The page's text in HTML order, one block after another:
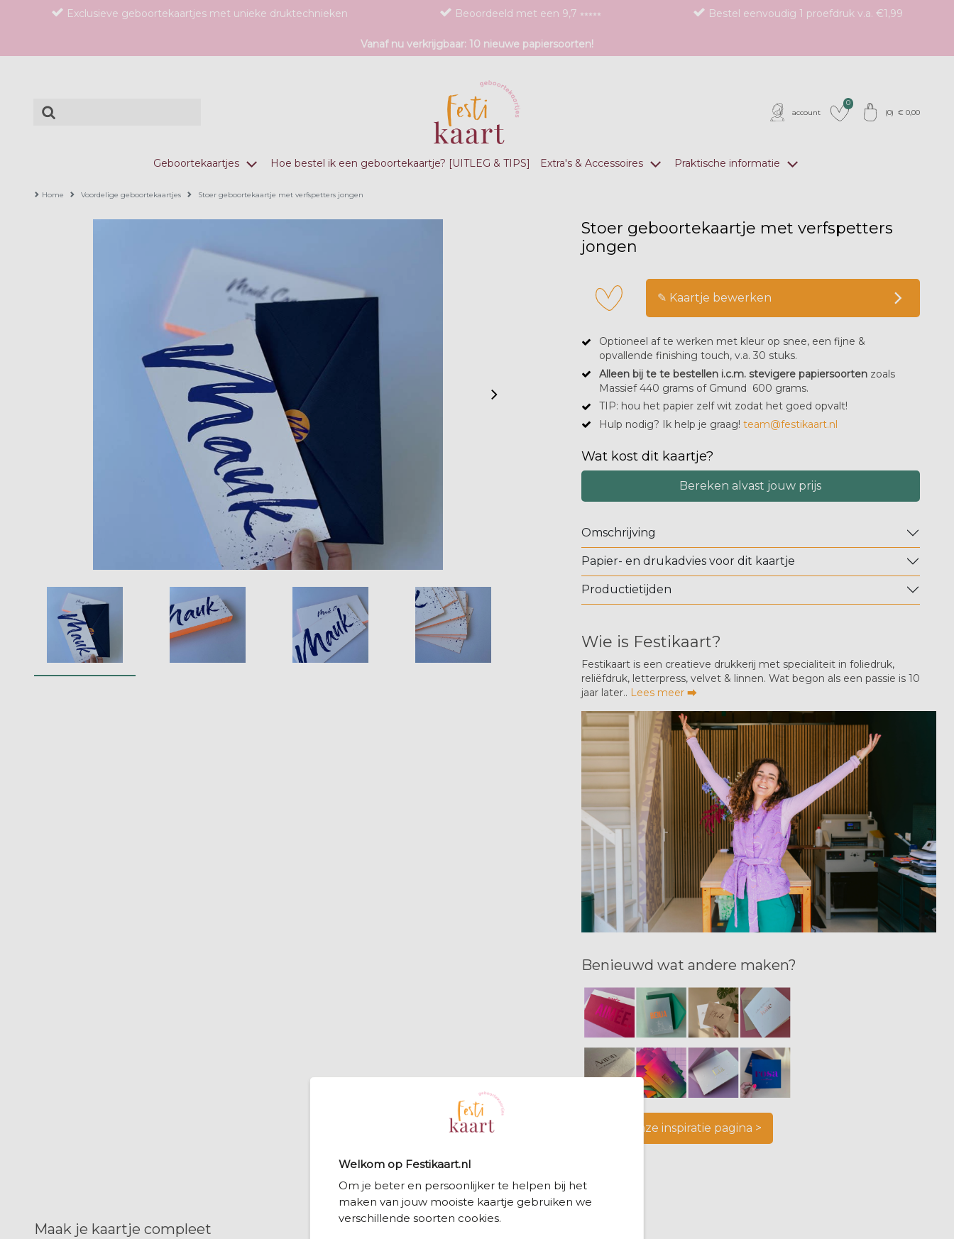
Exclusieve geboortekaartjes met unieke druktechnieken Beoordeeld met een 9,7 ⭒⭒⭒⭒⭒ Bestel eenvoudig 1 proefdruk v.a. €1,99
Vanaf nu verkrijgbaar: 10 nieuwe papiersoorten!
account
0
(0) € 0,00
Geboortekaartjes Hoe bestel ik een geboortekaartje? [UITLEG & TIPS] Extra's & Accessoires Praktische informatie
Home Voordelige geboortekaartjes Stoer geboortekaartje met verfspetters jongen
Stoer geboortekaartje met verfspetters
jongen
zet op verlanglijstje
✎ Kaartje bewerken
Optioneel af te werken met kleur op snee, een fijne &
opvallende finishing touch, v.a. 30 stuks.
Alleen bij te te bestellen i.c.m. stevigere papiersoortenzoals
Massief 440 grams of Gmund 600 grams.
TIP: hou het papier zelf wit zodat het goed opvalt!
Hulp nodig? Ik help je graag! team@festikaart.nl
Wat kost dit kaartje?
Bereken alvast jouw prijs
Omschrijving
Papier- en drukadvies voor dit kaartje
Productietijden
Wie is Festikaart?
Festikaart is een creatieve drukkerij met specialiteit in foliedruk,
reliëfdruk, letterpress, velvet & linnen. Wat begon als een passie is 10
jaar later.. Lees meer ⮕
Benieuwd wat andere maken?
Bekijk onze inspiratie pagina >
Maak je kaartje compleet
Welkom op Festikaart.nl
Om je beter en persoonlijker te helpen bij het
maken van jouw mooiste kaartje gebruiken we
verschillende soorten cookies.